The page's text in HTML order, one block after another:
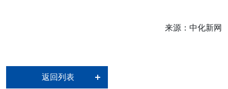
来源：中化新网
返回列表